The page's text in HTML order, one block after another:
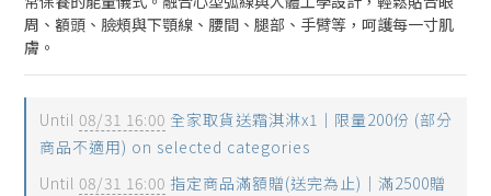
周、額頭、臉頰與下顎線、腰間、腿部、手臂等，呵護每一寸肌
膚。
Until 08/31 16:00 全家取貨送霜淇淋x1｜限量200份 (部分
商品不適用) on selected categories
Until 08/31 16:00 指定商品滿額贈(送完為止)｜滿2500贈